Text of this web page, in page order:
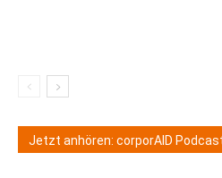
Jetzt anhören: corporAID